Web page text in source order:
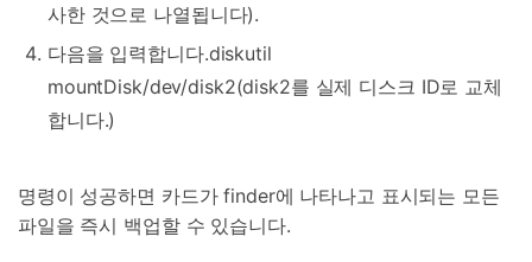
사한 것으로 나열됩니다).
다음을 입력합니다.diskutil
mountDisk/dev/disk2(disk2를 실제 디스크 ID로 교체
합니다.)
명령이 성공하면 카드가 finder에 나타나고 표시되는 모든
파일을 즉시 백업할 수 있습니다.